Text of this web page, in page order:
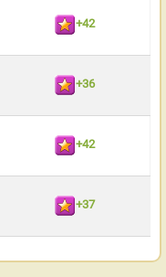
+42
+36
+42
+37